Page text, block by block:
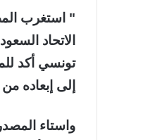
" استغرب
الاتحاد
تونسي أكد
إلى إبعاده
واستاء